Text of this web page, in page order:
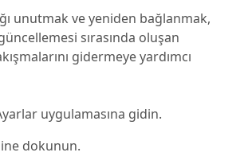
unutmak ve yeniden bağlanmak,
sırasında oluşan
gidermeye yardımcı
uygulamasına gidin.
dokunun.